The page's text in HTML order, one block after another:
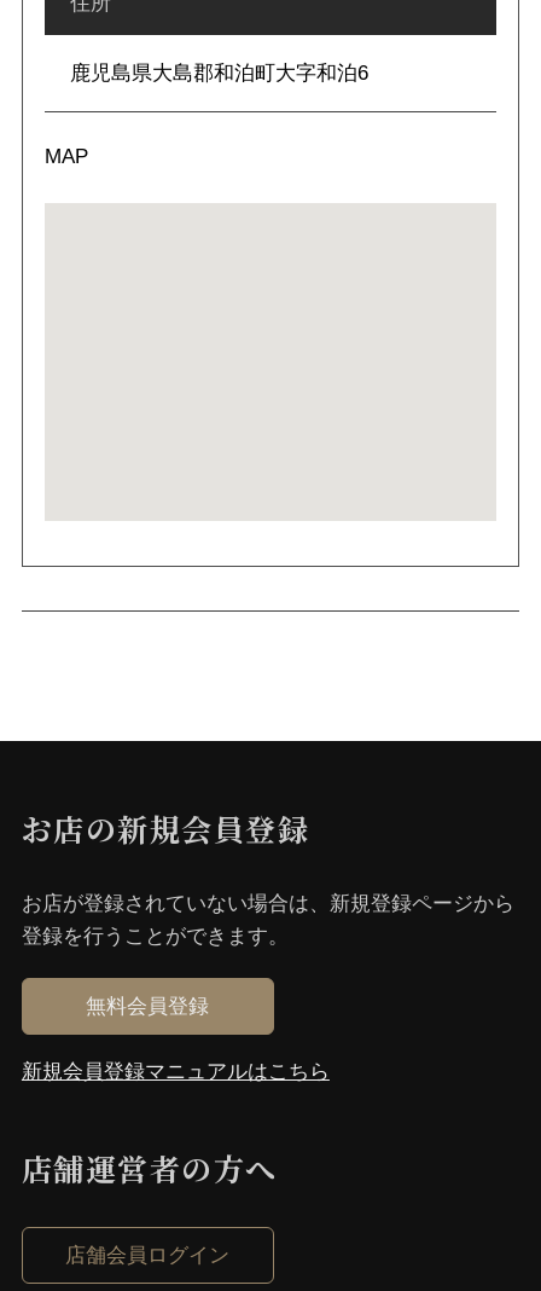
鹿児島県大島郡和泊町大字和泊6
MAP
お店の新規会員登録
お店が登録されていない場合は、新規登録ページから
登録を⾏うことができます。
無料会員登録
新規会員登録マニュアルはこちら
店舗運営者の⽅へ
店舗会員ログイン